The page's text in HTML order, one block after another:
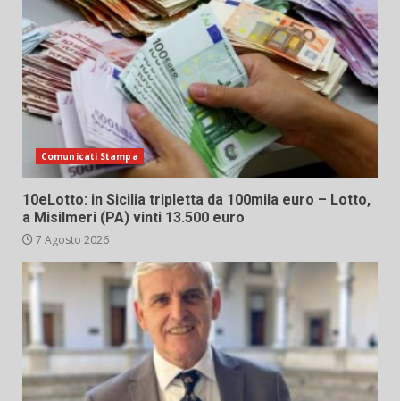
Comunicati Stampa
10eLotto: in Sicilia tripletta da 100mila euro – Lotto,
a Misilmeri (PA) vinti 13.500 euro
7 Agosto 2026